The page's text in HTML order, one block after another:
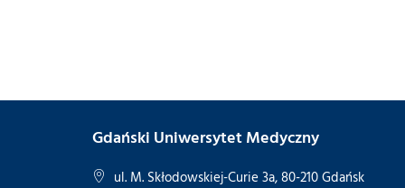
Gdański Uniwersytet Medyczny
ul. M. Skłodowskiej-Curie 3a, 80-210 Gdańsk